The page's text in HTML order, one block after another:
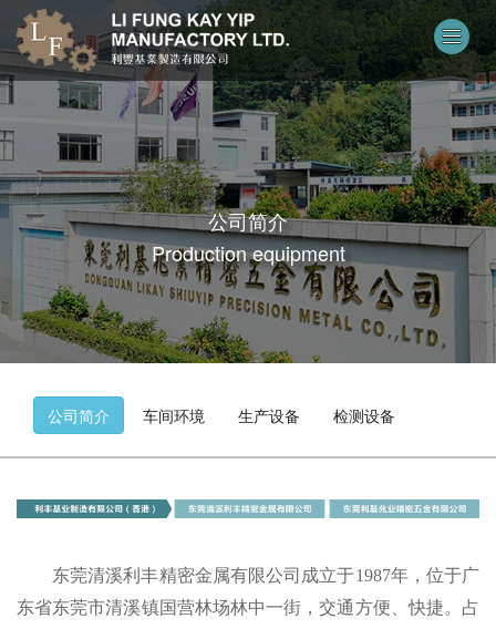
公司简介
Production equipment
公司简介 车间环境 生产设备 检测设备
东莞清溪利丰精密金属有限公司成立于1987年，位于广
东省东莞市清溪镇国营林场林中一街，交通方便、快捷。占